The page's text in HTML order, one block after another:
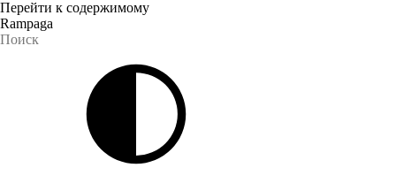
Перейти к содержимому
Rampaga